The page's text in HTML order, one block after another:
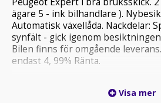
ägare 5 - ink bilhandlare ).
Automatisk växellåda. Nackdelar:
synfält - gick igenom
Bilen finns för omgående
endast 4, 99% Ränta.
MRF-ansluten handlare Visa mer